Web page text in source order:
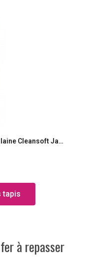
Produit de nettoyage pour tapis en laine Cleansoft James
tapis
à repasser